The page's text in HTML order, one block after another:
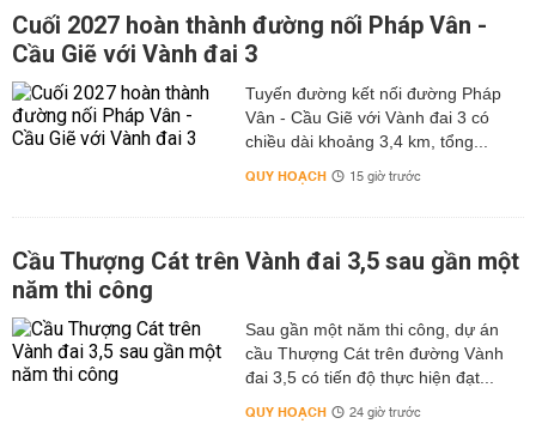
Cuối 2027 hoàn thành đường nối Pháp Vân -
Cầu Giẽ với Vành đai 3
Tuyến đường kết nối đường Pháp
Vân - Cầu Giẽ với Vành đai 3 có
chiều dài khoảng 3,4 km, tổng...
QUY HOẠCH 15 giờ trước
Cầu Thượng Cát trên Vành đai 3,5 sau gần một
năm thi công
Sau gần một năm thi công, dự án
cầu Thượng Cát trên đường Vành
đai 3,5 có tiến độ thực hiện đạt...
QUY HOẠCH 24 giờ trước